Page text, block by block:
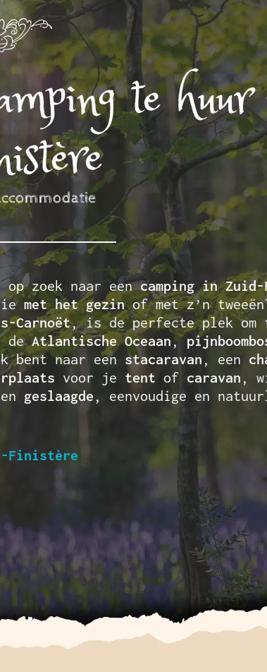
te
op zoek naar eencamping in
met het gezinof met z’n
Carnoët, is de perfecte plek om
deAtlantische Oceaan ,
bent naar een stacaravan , een
voor je tent of caravan ,
geslaagde , eenvoudige en
Finistère